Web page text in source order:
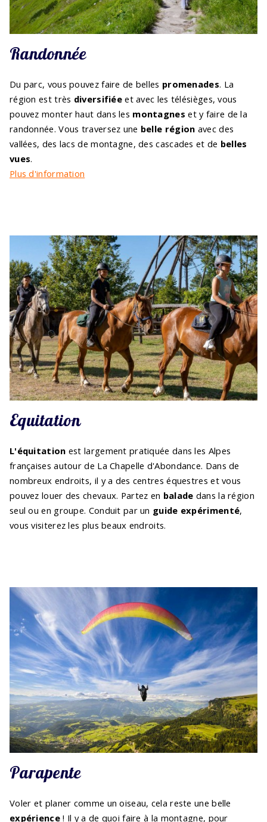
Randonnée
Du parc, vous pouvez faire de belles promenades. La
région est très diversifiée et avec les télésièges, vous
pouvez monter haut dans les montagnes et y faire de la
randonnée. Vous traversez une belle région avec des
vallées, des lacs de montagne, des cascades et de belles
vues.
Plus d'information
Equitation
L'équitation est largement pratiquée dans les Alpes
françaises autour de La Chapelle d'Abondance. Dans de
nombreux endroits, il y a des centres équestres et vous
pouvez louer des chevaux. Partez en balade dans la région
seul ou en groupe. Conduit par un guide expérimenté,
vous visiterez les plus beaux endroits.
Parapente
Voler et planer comme un oiseau, cela reste une belle
expérience! Il y a de quoi faire à la montagne, pour